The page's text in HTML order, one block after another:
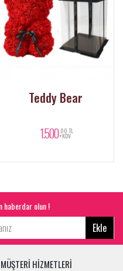
Teddy Bear
1.500 ,00 TL
+KDV
haberdar olun !
Ekle
MÜŞTERİ HİZMETLERİ